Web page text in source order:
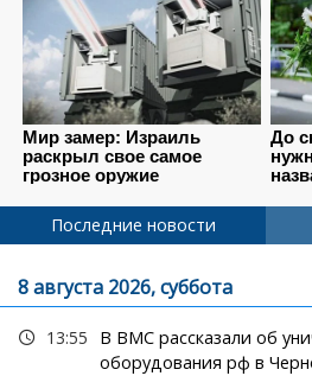
Последние новости
8 августа 2026, суббота
13:55
В ВМС рассказали об
оборудования рф в